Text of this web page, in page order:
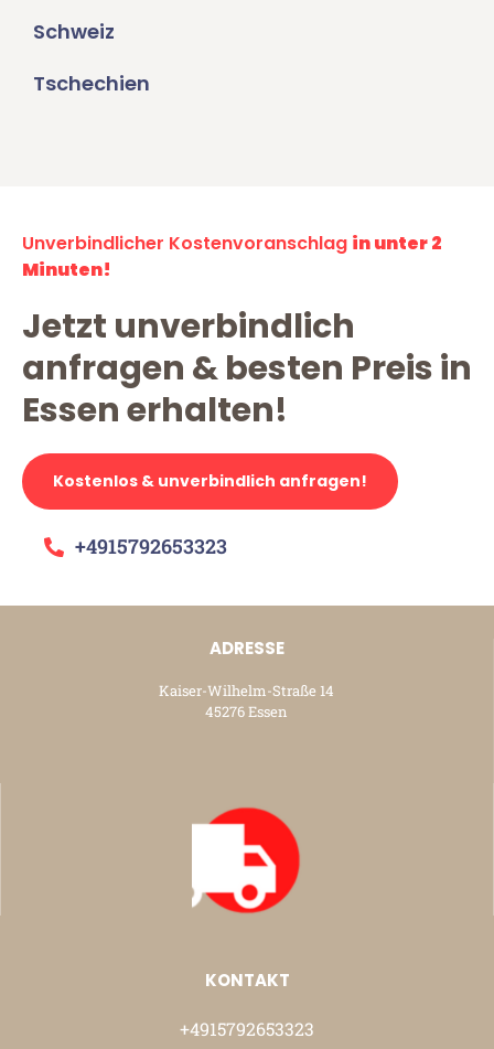
Schweiz
Tschechien
Unverbindlicher Kostenvoranschlag in unter 2
Minuten!
Jetzt unverbindlich
anfragen & besten Preis in
Essen erhalten!
Kostenlos & unverbindlich anfragen!
+4915792653323
ADRESSE
Kaiser-Wilhelm-Straße 14
45276 Essen
KONTAKT
+4915792653323